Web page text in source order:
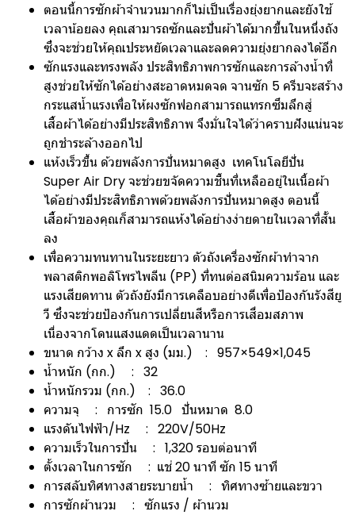
ตอนนี้การซักผ้าจำนวนมากก็ไม่เป็นเรื่องยุ่งยากและยังใช้
เวลาน้อยลง คุณสามารถซักและปั่นผ้าได้มากขึ้นในหนึ่งถัง
ซึ่งจะช่วยให้คุณประหยัดเวลาและลดความยุ่งยากลงได้อีก
ซักแรงและทรงพลัง ประสิทธิภาพการซักและการล้างน้ำที่
สูงช่วยให้ซักได้อย่างสะอาดหมดจด จานซัก 5 ครีบจะสร้าง
กระแสน้ำแรงเพื่อให้ผงซักฟอกสามารถแทรกซึมลึกสู่
เสื้อผ้าได้อย่างมีประสิทธิภาพ จึงมั่นใจได้ว่าคราบฝังแน่นจะ
ถูกชำระล้างออกไป
แห้งเร็วขึ้น ด้วยพลังการปั่นหมาดสูง เทคโนโลยีปั่น
Super Air Dry จะช่วยขจัดความชื้นที่เหลืออยู่ในเนื้อผ้า
ได้อย่างมีประสิทธิภาพด้วยพลังการปั่นหมาดสูง ตอนนี้
เสื้อผ้าของคุณก็สามารถแห้งได้อย่างง่ายดายในเวลาที่สั้น
ลง
เพื่อความทนทานในระยะยาว ตัวถังเครื่องซักผ้าทำจาก
พลาสติกพอลิโพรไพลีน (PP) ที่ทนต่อสนิมความร้อน และ
แรงเสียดทาน ตัวถังยังมีการเคลือบอย่างดีเพื่อป้องกันรังสียู
วี ซึ่งจะช่วยป้องกันการเปลี่ยนสีหรือการเสื่อมสภาพ
เนื่องจากโดนแสงแดดเป็นเวลานาน
ขนาด กว้าง x ลึก x สูง (มม.) : 957×549×1,045
น้ำหนัก (กก.) : 32
น้ำหนักรวม (กก.) : 36.0
ความจุ : การซัก 15.0 ปั่นหมาด 8.0
แรงดันไฟฟ้า/Hz : 220V/50Hz
ความเร็วในการปั่น : 1,320 รอบต่อนาที
ตั้งเวลาในการซัก : แช่ 20 นาที ซัก 15 นาที
การสลับทิศทางสายระบายน้ำ : ทิศทางซ้ายและขวา
การซักผ้านวม : ซักแรง / ผ้านวม